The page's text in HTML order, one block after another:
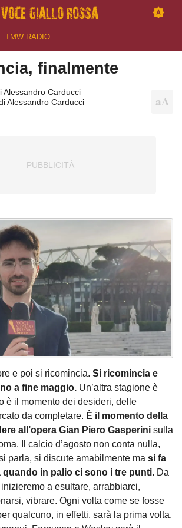
TMW RADIO
finalmente
Alessandro Carducci
Alessandro Carducci
e poi si ricomincia. Si ricomincia e
a fine maggio. Un’altra stagione è
è il momento dei desideri, delle
da completare. È il momento della
all’opera Gian Piero Gasperini sulla
Il calcio d’agosto non conta nulla,
parla, si discute amabilmente ma si fa
in palio ci sono i tre punti. Da
a esultare, arrabbiarci,
vibrare. Ogni volta come se fosse
qualcuno, in effetti, sarà la prima volta.